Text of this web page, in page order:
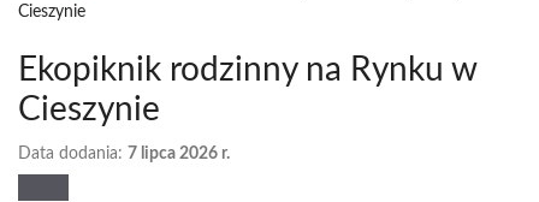
Cieszynie
Ekopiknik rodzinny na Rynku w
Cieszynie
Data dodania: 7 lipca 2026 r.